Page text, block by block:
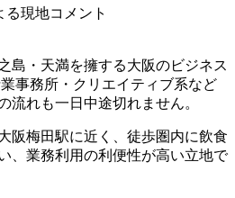
現地コメント
島・天満を擁する大阪のビジネス
事務所・クリエイティブ系など
流れも一日中途切れません。
阪梅田駅に近く、徒歩圏内に飲食
、業務利用の利便性が高い立地で